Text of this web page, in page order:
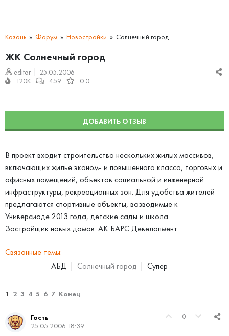
Казань Форум Новостройки Солнечный город
ЖК Солнечный город
editor
25.05.2006
120K
459 0.0
ДОБАВИТЬ ОТЗЫВ
В проект входит строительство нескольких жилых массивов,
включающих жилье эконом- и повышенного класса, торговых и
офисных помещений, объектов социальной и инженерной
инфраструктуры, рекреационных зон. Для удобства жителей
предлагаются спортивные объекты, возводимые к
Универсиаде 2013 года, детские сады и школа.
Застройщик новых домов: АК БАРС Девелопмент
Связанные темы:
АБД
Солнечный город Супер
1 2 3 4 5 6 7 Конец
0
Гость
25.05.2006 18:39